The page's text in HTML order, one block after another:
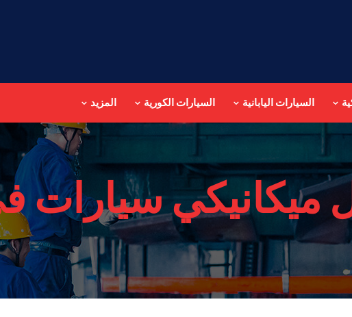
السيارات اليابانية السيارات الكورية المزيد
ميكانيكي سيارات